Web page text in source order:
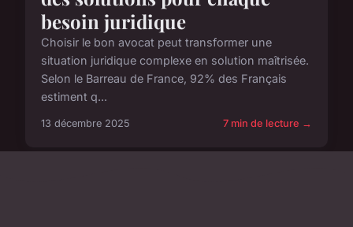
besoin juridique
Choisir le bon avocat peut transformer une
situation juridique complexe en solution maîtrisée.
Selon le Barreau de France, 92% des Français
estiment q...
13 décembre 2025 7 min de lecture →